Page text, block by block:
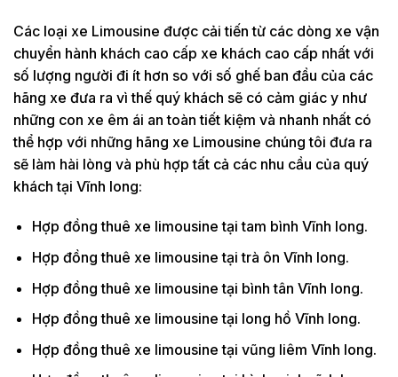
Các loại xe Limousine được cải tiến từ các dòng xe vận
chuyển hành khách cao cấp xe khách cao cấp nhất với
số lượng người đi ít hơn so với số ghế ban đầu của các
hãng xe đưa ra vì thế quý khách sẽ có cảm giác y như
những con xe êm ái an toàn tiết kiệm và nhanh nhất có
thể hợp với những hãng xe Limousine chúng tôi đưa ra
sẽ làm hài lòng và phù hợp tất cả các nhu cầu của quý
khách tại Vĩnh long:
Hợp đồng thuê xe limousine tại tam bình Vĩnh long.
Hợp đồng thuê xe limousine tại trà ôn Vĩnh long.
Hợp đồng thuê xe limousine tại bình tân Vĩnh long.
Hợp đồng thuê xe limousine tại long hồ Vĩnh long.
Hợp đồng thuê xe limousine tại vũng liêm Vĩnh long.